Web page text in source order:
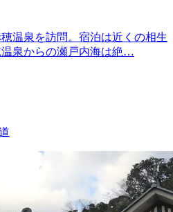
温泉を訪問。宿泊は近くの相生
泉からの瀬戸内海は絶…